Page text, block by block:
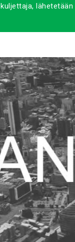
kuljettaja,